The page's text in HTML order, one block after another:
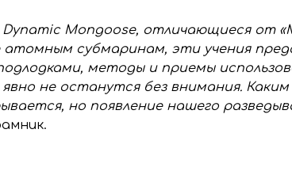
Dynamic Mongoose, отличающиеся
атомным субмаринам, эти учения
методы и приемы
не останутся без внимания.
но появление нашего